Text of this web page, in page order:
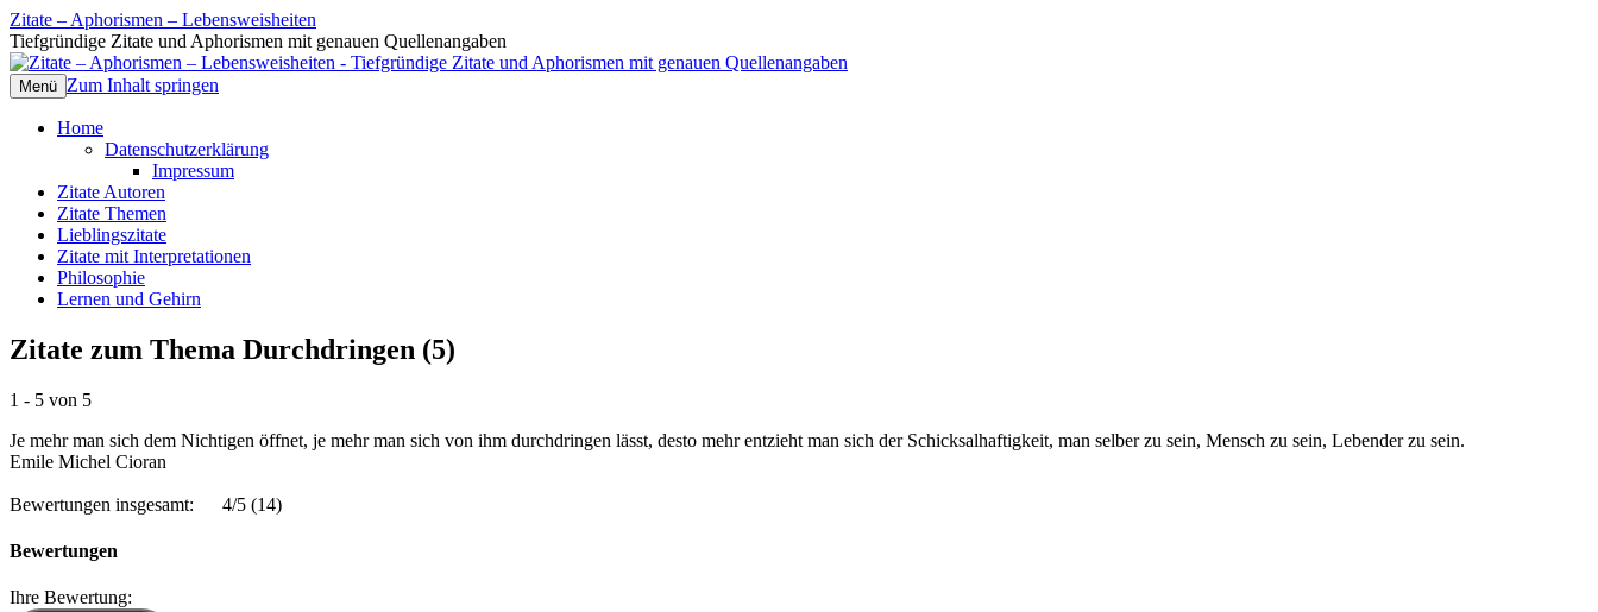
Zitate – Aphorismen – Lebensweisheiten
Tiefgründige Zitate und Aphorismen mit genauen Quellenangaben
Menü Zum Inhalt springen
Home
Datenschutzerklärung
Impressum
Zitate Autoren
Zitate Themen
Lieblingszitate
Zitate mit Interpretationen
Philosophie
Lernen und Gehirn
Zitate zum Thema Durchdringen (5)
1 - 5 von 5
Je mehr man sich dem Nichtigen öffnet, je mehr man sich von ihm durchdringen lässt, desto mehr entzieht man sich der Schicksalhaftigkeit, man selber zu sein, Mensch zu sein, Lebender zu sein.
Emile Michel Cioran
Bewertungen insgesamt: 4/5 (14)
Bewertungen
Ihre Bewertung: